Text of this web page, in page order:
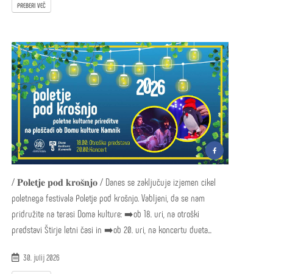
PREBERI VEČ
/ 𝐏𝐨𝐥𝐞𝐭𝐣𝐞 𝐩𝐨𝐝 𝐤𝐫𝐨𝐬̌𝐧𝐣𝐨 / Danes se zaključuje izjemen cikel
poletnega festivala Poletje pod krošnjo. Vabljeni, da se nam
pridružite na terasi Doma kulture: ➡️ob 18. uri, na otroški
predstavi Štirje letni časi in ➡️ob 20. uri, na koncertu dueta...
30. julij 2026